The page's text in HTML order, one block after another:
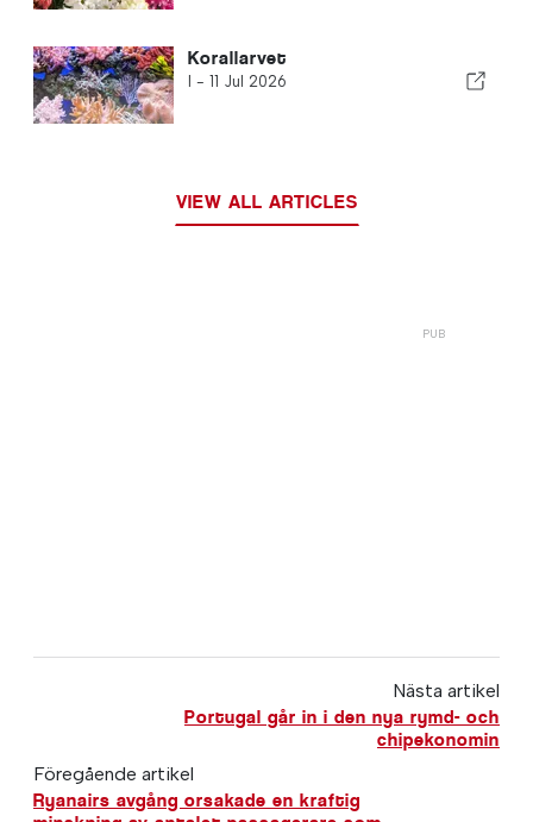
Korallarvet
I - 11 Jul 2026
VIEW ALL ARTICLES
Nästa artikel
Portugal går in i den nya rymd- och
chipekonomin
Föregående artikel
Ryanairs avgång orsakade en kraftig